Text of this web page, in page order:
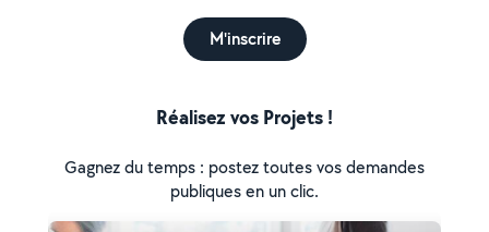
M'inscrire
Réalisez vos Projets !
Gagnez du temps : postez toutes vos demandes
publiques en un clic.